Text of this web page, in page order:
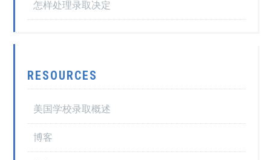
怎样处理录取决定
RESOURCES
美国学校录取概述
博客